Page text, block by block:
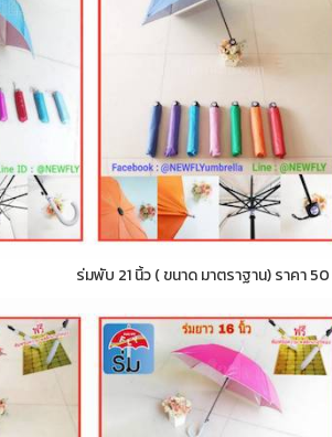
ร่มพับ 21 นิ้ว ( ขนาด มาตราฐาน) ราคา